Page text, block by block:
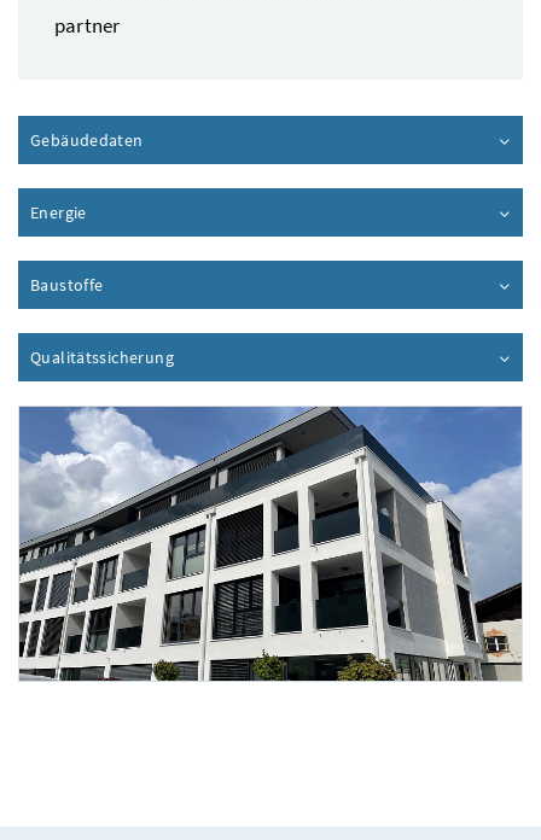
partner
Gebäudedaten
Energie
Baustoffe
QualitätssicherungInhalt aufklappen